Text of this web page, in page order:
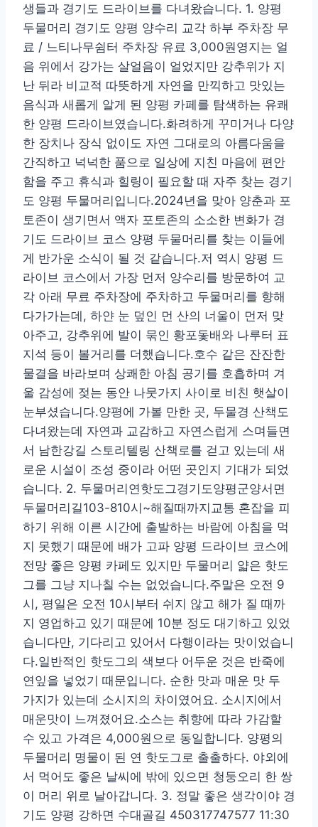
생들과 경기도 드라이브를 다녀왔습니다. 1. 양평
두물머리 경기도 양평 양수리 교각 하부 주차장 무
료 / 느티나무쉼터 주차장 유료 3,000원영지는 얼
음 위에서 강가는 살얼음이 얼었지만 강추위가 지
난 뒤라 비교적 따뜻하게 자연을 만끽하고 맛있는
음식과 새롭게 알게 된 양평 카페를 탐색하는 유쾌
한 양평 드라이브였습니다.화려하게 꾸미거나 다양
한 장치나 장식 없이도 자연 그대로의 아름다움을
간직하고 넉넉한 품으로 일상에 지친 마음에 편안
함을 주고 휴식과 힐링이 필요할 때 자주 찾는 경기
도 양평 두물머리입니다.2024년을 맞아 양춘과 포
토존이 생기면서 액자 포토존의 소소한 변화가 경
기도 드라이브 코스 양평 두물머리를 찾는 이들에
게 반가운 소식이 될 것 같습니다.저 역시 양평 드
라이브 코스에서 가장 먼저 양수리를 방문하여 교
각 아래 무료 주차장에 주차하고 두물머리를 향해
다가가는데, 하얀 눈 덮인 먼 산의 너울이 먼저 맞
아주고, 강추위에 발이 묶인 황포돛배와 나루터 표
지석 등이 볼거리를 더했습니다.호수 같은 잔잔한
물결을 바라보며 상쾌한 아침 공기를 호흡하며 겨
울 감성에 젖는 동안 나뭇가지 사이로 비친 햇살이
눈부셨습니다.양평에 가볼 만한 곳, 두물경 산책도
다녀왔는데 자연과 교감하고 자연스럽게 스며들면
서 남한강길 스토리텔링 산책로를 걷고 있는데 새
로운 시설이 조성 중이라 어떤 곳인지 기대가 되었
습니다. 2. 두물머리연핫도그경기도양평군양서면
두물머리길103-810시~해질때까지교통 혼잡을 피
하기 위해 이른 시간에 출발하는 바람에 아침을 먹
지 못했기 때문에 배가 고파 양평 드라이브 코스에
전망 좋은 양평 카페도 있지만 두물머리 얇은 핫도
그를 그냥 지나칠 수는 없었습니다.주말은 오전 9
시, 평일은 오전 10시부터 쉬지 않고 해가 질 때까
지 영업하고 있기 때문에 10분 정도 대기하고 있었
습니다만, 기다리고 있어서 다행이라는 맛이었습니
다.일반적인 핫도그의 색보다 어두운 것은 반죽에
연잎을 넣었기 때문입니다. 순한 맛과 매운 맛 두
가지가 있는데 소시지의 차이였어요. 소시지에서
매운맛이 느껴졌어요.소스는 취향에 따라 가감할
수 있고 가격은 4,000원으로 동일합니다. 양평의
두물머리 명물이 된 연 핫도그로 출출하다. 야외에
서 먹어도 좋은 날씨에 밖에 있으면 청둥오리 한 쌍
이 머리 위로 날아갑니다. 3. 정말 좋은 생각이야 경
기도 양평 강하면 수대골길 450317747577 11:30